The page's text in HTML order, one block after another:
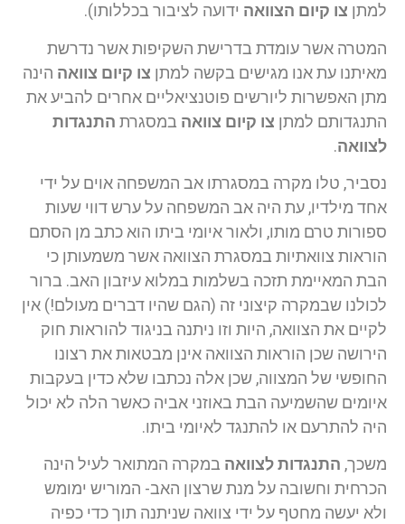
למתן צו קיום הצוואה ידועה לציבור בכללותו).
המטרה אשר עומדת בדרישת השקיפות אשר נדרשת
מאיתנו עת אנו מגישים בקשה למתן צו קיום צוואה הינה
מתן האפשרות ליורשים פוטנציאליים אחרים להביע את
התנגדותם למתן צו קיום צוואה במסגרת התנגדות
לצוואה.
נסביר, טלו מקרה במסגרתו אב המשפחה אוים על ידי
אחד מילדיו, עת היה אב המשפחה על ערש דווי שעות
ספורות טרם מותו, ולאור איומי ביתו הוא כתב מן הסתם
הוראות צוואתיות במסגרת הצוואה אשר משמעותן כי
הבת המאיימת תזכה בשלמות במלוא עיזבון האב. ברור
לכולנו שבמקרה קיצוני זה (הגם שהיו דברים מעולם!) אין
לקיים את הצוואה, היות וזו ניתנה בניגוד להוראות חוק
הירושה שכן הוראות הצוואה אינן מבטאות את רצונו
החופשי של המצווה, שכן אלה נכתבו שלא כדין בעקבות
איומים שהשמיעה הבת באוזני אביה כאשר הלה לא יכול
היה להתרעם או להתנגד לאיומי ביתו.
משכך, התנגדות לצוואה במקרה המתואר לעיל הינה
הכרחית וחשובה על מנת שרצון האב- המוריש ימומש
ולא יעשה מחטף על ידי צוואה שניתנה תוך כדי כפיה